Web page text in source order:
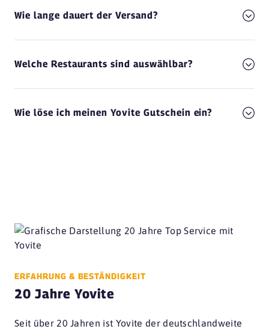
Wie lange dauert der Versand?
Welche Restaurants sind auswählbar?
Wie löse ich meinen Yovite Gutschein ein?
ERFAHRUNG & BESTÄNDIGKEIT
20 Jahre Yovite
Seit über 20 Jahren ist Yovite der deutschlandweite